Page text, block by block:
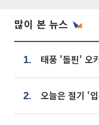
많이 본 뉴스
1.
2. 오늘은 절기 '